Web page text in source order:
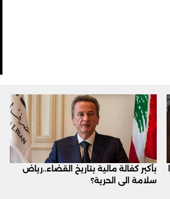
بأكبر كفالة مالية بتاريخ القضاء..رياض
سلامة الى الحرية؟